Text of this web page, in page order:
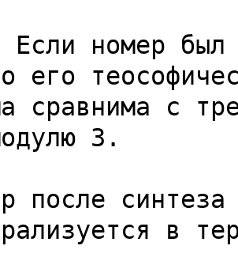
номер был
его
сравнима с
3.
после
в